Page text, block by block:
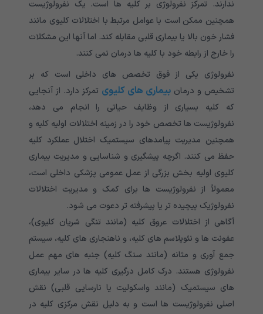
ندارند. تمرکز نفرولوژی بر کلیه ها است. یک نفرولوژیست
همچنین ممکن است با عوامل مرتبط با اختلالات کلیوی مانند
فشار خون بالا یا بیماری قلبی مقابله کند. اما آنها این مشکلات
را خارج از رابطه خود با کلیه ها درمان نمی کنند.
نفرولوژی یکی از فوق تخصص های داخلی است که بر
تشخیص و درمان بیماری های کلیوی تمرکز دارد. از آنجایی
که کلیه بسیاری از وظایف حیاتی را انجام می دهد،
نفرولوژیست ها تخصص خود را در زمینه اختلالات اولیه کلیه و
همچنین مدیریت پیامدهای سیستمیک اختلال عملکرد کلیه
حفظ می کنند. اگرچه پیشگیری و شناسایی و مدیریت بیماری
کلیوی اولیه بخش بزرگی از عمل عمومی پزشکی داخلی است،
معمولاً از نفرولوژیست ها برای کمک و مدیریت اختلالات
نفرولوژیک پیچیده تر یا پیشرفته تر دعوت می شود.
آگاهی از اختلالات عروق کلیه (مانند تنگی شریان کلیوی)،
عفونت ها و نئوپلاسم های کلیه، و ناهنجاری های کلیه، سیستم
جمع آوری و مثانه (مانند سنگ کلیه) جنبه های مهم عمل
نفرولوژی هستند. درک کامل درگیری کلیه ها در سایر بیماری
های سیستمیک (مانند واسکولیت یا نارسایی قلبی) نقش
اصلی نفرولوژیست ها است و به دلیل نقش مرکزی کلیه در